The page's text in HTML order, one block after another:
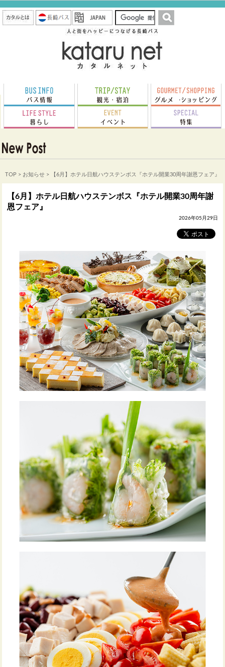
TOP > お知らせ > 【6月】ホテル日航ハウステンボス『ホテル開業30周年謝恩フェア』
【6月】ホテル日航ハウステンボス『ホテル開業30周年謝
恩フェア』
2026年05月29日